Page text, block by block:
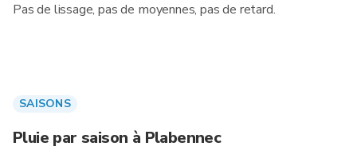
Pas de lissage, pas de moyennes, pas de retard.
SAISONS
Pluie par saison à Plabennec